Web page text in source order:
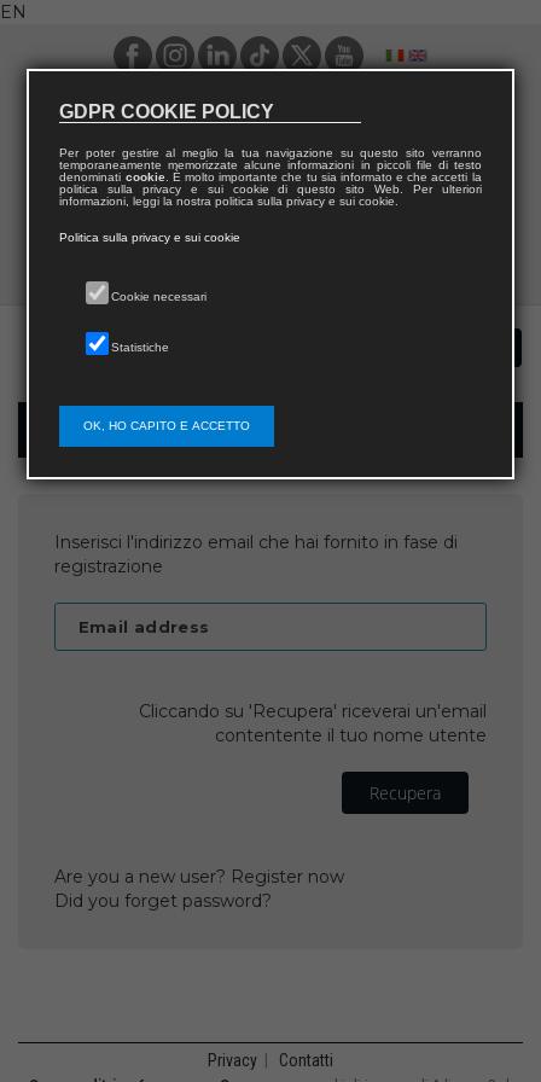
EN
Username recovery
Inserisci l'indirizzo email che hai fornito in fase di
registrazione
Email address
Cliccando su 'Recupera' riceverai un'email
contentente il tuo nome utente
Recupera
Are you a new user? Register now
Did you forget password?
Privacy Contatti
GDPR COOKIE POLICY
Per poter gestire al meglio la tua navigazione su questo sito verranno
temporaneamente memorizzate alcune informazioni in piccoli file di testo
denominati cookie. È molto importante che tu sia informato e che accetti la
politica sulla privacy e sui cookie di questo sito Web. Per ulteriori
informazioni, leggi la nostra politica sulla privacy e sui cookie.
Politica sulla privacy e sui cookie
Cookie necessari
Statistiche
OK, HO CAPITO E ACCETTO